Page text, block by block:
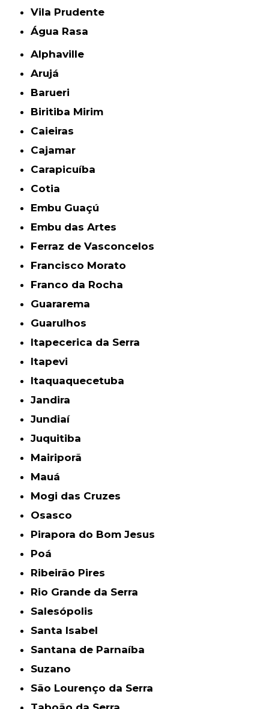
Vila Prudente
Água Rasa
Alphaville
Arujá
Barueri
Biritiba Mirim
Caieiras
Cajamar
Carapicuíba
Cotia
Embu Guaçú
Embu das Artes
Ferraz de Vasconcelos
Francisco Morato
Franco da Rocha
Guararema
Guarulhos
Itapecerica da Serra
Itapevi
Itaquaquecetuba
Jandira
Jundiaí
Juquitiba
Mairiporã
Mauá
Mogi das Cruzes
Osasco
Pirapora do Bom Jesus
Poá
Ribeirão Pires
Rio Grande da Serra
Salesópolis
Santa Isabel
Santana de Parnaíba
Suzano
São Lourenço da Serra